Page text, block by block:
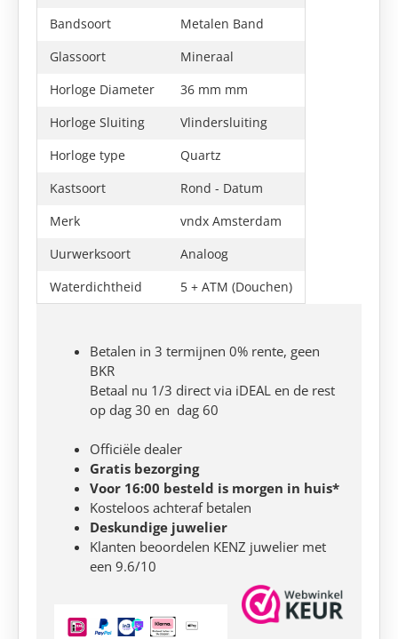
Bandsoort
Metalen Band
Glassoort
Mineraal
Horloge Diameter
36 mm mm
Horloge Sluiting
Vlindersluiting
Horloge type
Quartz
Kastsoort
Rond - Datum
Merk
vndx Amsterdam
Uurwerksoort
Analoog
Waterdichtheid
5 + ATM (Douchen)
Betalen in 3 termijnen 0% rente, geen
BKR
Betaal nu 1/3 direct via iDEAL en de rest
op dag 30 en dag 60
Officiële dealer
Gratis bezorging
Voor 16:00 besteld is morgen in huis*
Kosteloos achteraf betalen
Deskundige juwelier
Klanten beoordelen KENZ juwelier met
een 9.6/10